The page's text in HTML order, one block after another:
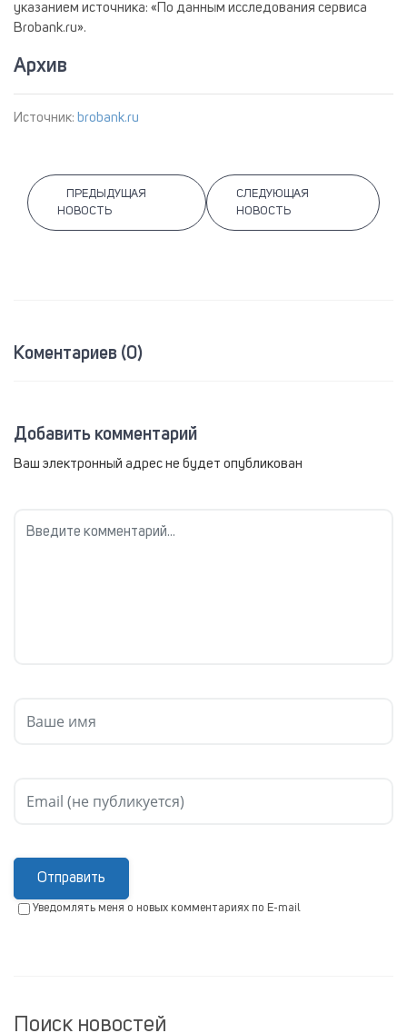
указанием источника: «По данным исследования сервиса
Brobank.ru».
Архив
Источник: brobank.ru
ПРЕДЫДУЩАЯ
НОВОСТЬ
СЛЕДУЮЩАЯ
НОВОСТЬ
Коментариев (0)
Добавить комментарий
Ваш электронный адрес не будет опубликован
Отправить
Уведомлять меня о новых комментариях по E-mail
Поиск новостей